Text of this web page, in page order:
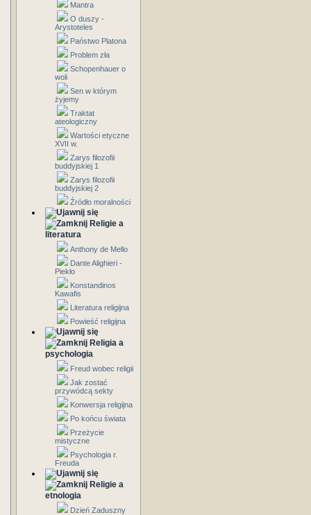
Mantra
O duszy -
Arystoteles
Państwo Platona
Problem zła
Schopenhauer o
woli
Sen w którym
żyjemy
Traktat
ateologiczny
Wartości etyczne
XVII w.
Zarys filozofii
buddyjskiej 1
Zarys filozofii
buddyjskiej 2
Źródło moralności
Religie a
literatura
Anthony de Mello
Dante Alighieri -
Piekło
Konstandinos
Kawafis
Literatura religijna
Powieść religijna
Religia a
psychologia
Freud wobec religii
Jak zostać
przywódcą sekty
Konwersja religijna
Po końcu świata
Przeżycie
mistyczne
Psychologia r.
Freuda
Religie a
etnologia
Dzień Zaduszny